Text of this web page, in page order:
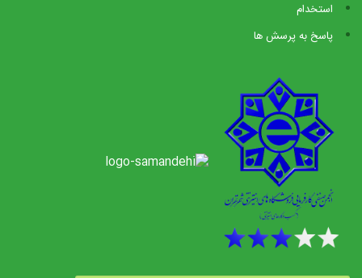
استخدام
پاسخ به پرسش ها